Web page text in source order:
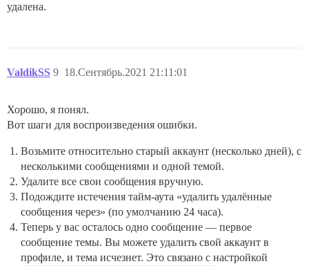
удалена.
ValdikSS 18.Сентябрь.2021 21:11:01
9
Хорошо, я понял.
Вот шаги для воспроизведения ошибки.
Возьмите относительно старый аккаунт (несколько дней), с
несколькими сообщениями и одной темой.
Удалите все свои сообщения вручную.
Подождите истечения тайм-аута «удалить удалённые
сообщения через» (по умолчанию 24 часа).
Теперь у вас осталось одно сообщение — первое
сообщение темы. Вы можете удалить свой аккаунт в
профиле, и тема исчезнет. Это связано с настройкой